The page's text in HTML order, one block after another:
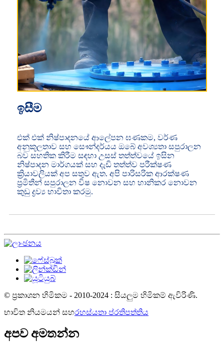
ඉසීම
එක් එක් නිෂ්පාදනයේ ආලේපන ඝණකම, වර්ණ
අනුකූලතාව සහ සෞන්දර්යය ඔබේ අවශ්‍යතා සපුරාලන
බව සහතික කිරීම සඳහා උසස් තත්ත්වයේ ඉසින
නිෂ්පාදන මාර්ගයක් සහ දැඩි තත්ත්ව පරීක්ෂණ
ක්‍රියාවලියක් අප සතුව ඇත. අපි පාරිසරික ආරක්ෂණ
ප්‍රමිතීන් සපුරාලන විෂ නොවන සහ හානිකර නොවන
කුඩු ද්‍රව්‍ය භාවිතා කරමු.
© ප්‍රකාශන හිමිකම - 2010-2024 : සියලුම හිමිකම් ඇවිරිණි.
භාවිත නියමයන් සහරහස්යතා ප්රතිපත්තිය
අපව අමතන්න